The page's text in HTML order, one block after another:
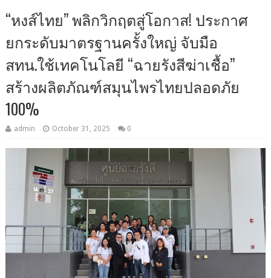
“หงส์ไทย” พลิกวิกฤตสู่โอกาส! ประกาศ
ยกระดับมาตรฐานครั้งใหญ่ จับมือ
สทน.ใช้เทคโนโลยี “ฉายรังสีฆ่าเชื้อ”
สร้างผลิตภัณฑ์สมุนไพรไทยปลอดภัย
100%
admin October 31, 2025 0